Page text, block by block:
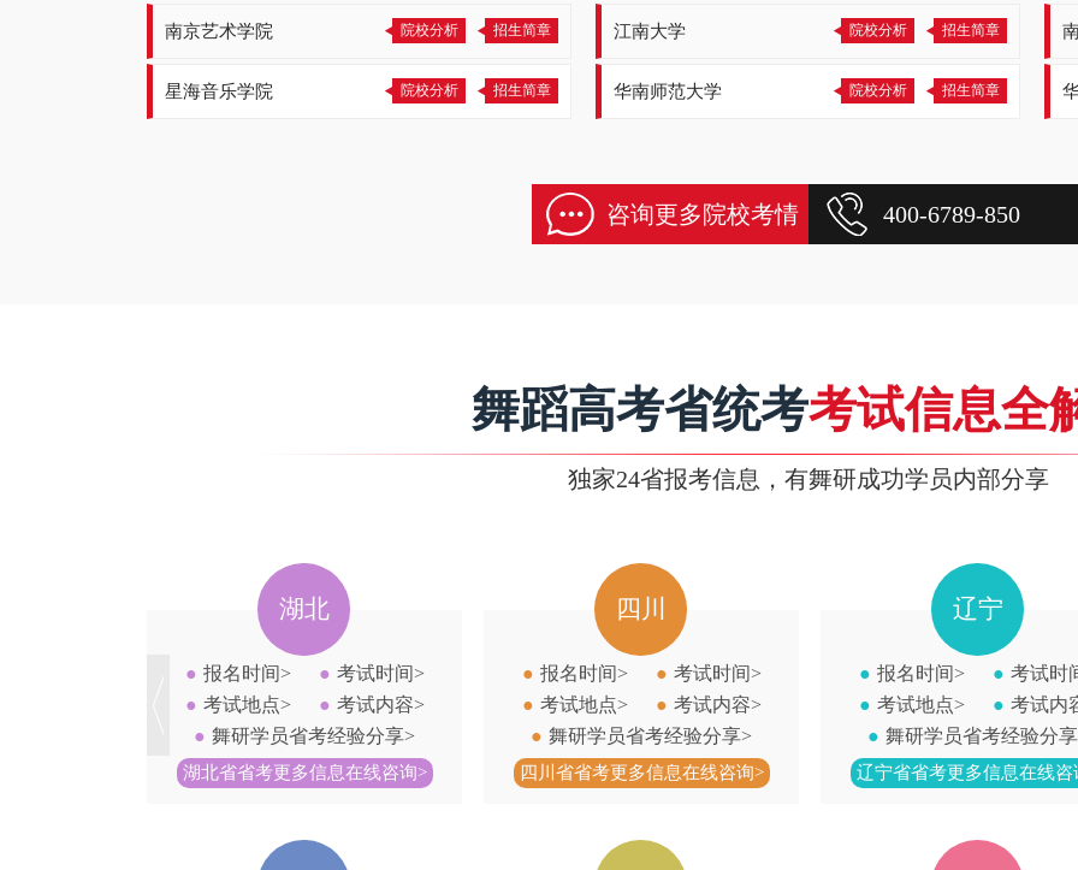
南京艺术学院 院校分析 招生简章 江南大学 院校分析 招生简章
星海音乐学院 院校分析 招生简章 华南师范大学 院校分析 招生简章
咨询更多院校考情 400-6789-850
舞蹈高考省统考考试信息全
独家24省报考信息，有舞研成功学员内部分享
● 报名时间> ● 考试时间>
● 考试地点> ● 考试内容>
● 舞研学员省考经验分享>
四川省省考更多信息在线咨询>
● 报名时间> ● 考试时间>
● 考试地点> ● 考试内容>
● 舞研学员省考经验分享>
辽宁省省考更多信息在线咨询>
● 报名时间>
● 考试地点>
● 舞研学员省
福建省省考更多